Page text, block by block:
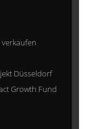
Düsseldorf
Growth Fund